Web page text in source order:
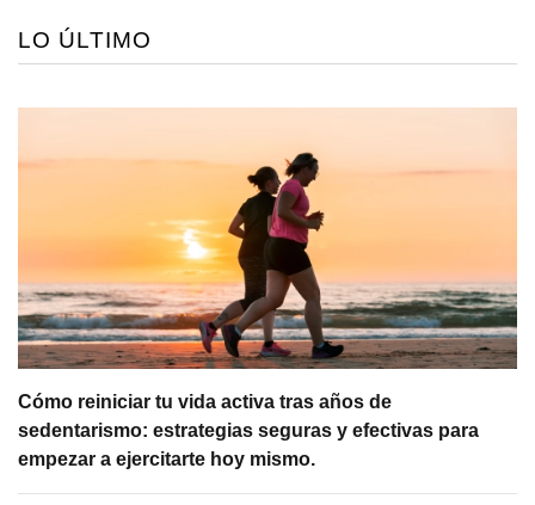
LO ÚLTIMO
Cómo reiniciar tu vida activa tras años de
sedentarismo: estrategias seguras y efectivas para
empezar a ejercitarte hoy mismo.